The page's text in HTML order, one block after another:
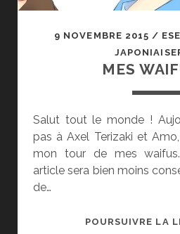
9 NOVEMBRE 2015 /
MES
Salut tout le monde !
pas à Axel Terizaki et
mon tour de mes
article sera bien moins
de…
POURSUIVRE LA